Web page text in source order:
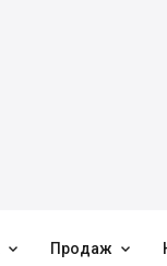
 Продаж 